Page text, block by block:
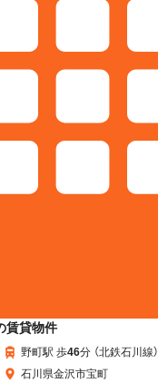
賃貸物件
野町駅 歩46分 （北鉄石川線）
石川県金沢市宝町